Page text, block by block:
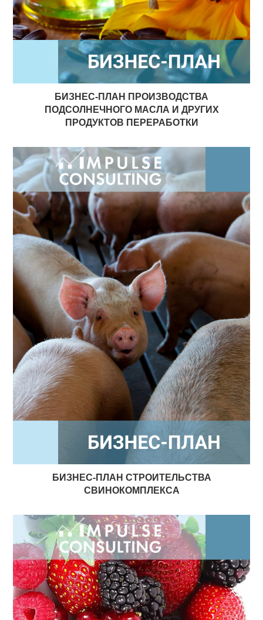
БИЗНЕС-ПЛАН ПРОИЗВОДСТВА
ПОДСОЛНЕЧНОГО МАСЛА И ДРУГИХ
ПРОДУКТОВ ПЕРЕРАБОТКИ
БИЗНЕС-ПЛАН СТРОИТЕЛЬСТВА
СВИНОКОМПЛЕКСА